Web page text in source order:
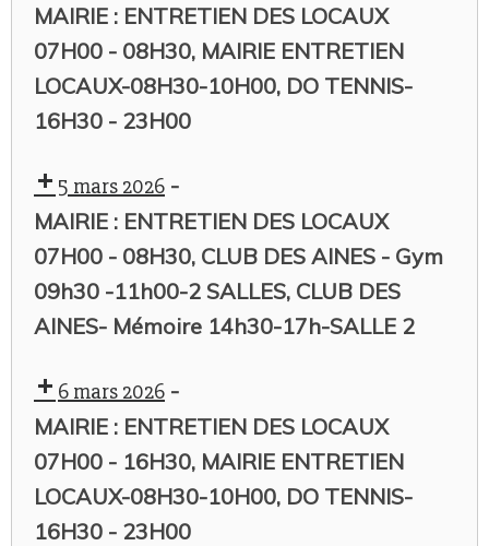
MAIRIE : ENTRETIEN DES LOCAUX
07H00 - 08H30, MAIRIE ENTRETIEN
LOCAUX-08H30-10H00, DO TENNIS-
16H30 - 23H00
5 mars 2026 -
MAIRIE : ENTRETIEN DES LOCAUX
07H00 - 08H30, CLUB DES AINES - Gym
09h30 -11h00-2 SALLES, CLUB DES
AINES- Mémoire 14h30-17h-SALLE 2
6 mars 2026 -
MAIRIE : ENTRETIEN DES LOCAUX
07H00 - 16H30, MAIRIE ENTRETIEN
LOCAUX-08H30-10H00, DO TENNIS-
16H30 - 23H00